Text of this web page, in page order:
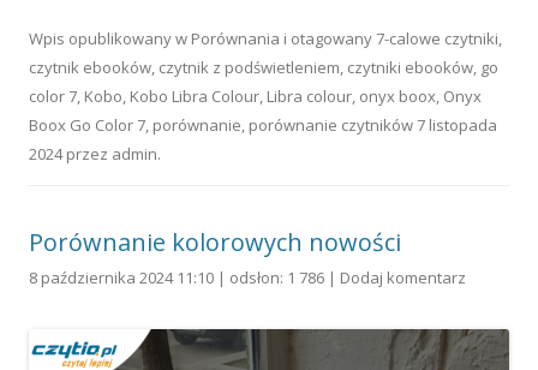
Wpis opublikowany w Porównania i otagowany 7-calowe czytniki,
czytnik ebooków, czytnik z podświetleniem, czytniki ebooków, go
color 7, Kobo, Kobo Libra Colour, Libra colour, onyx boox, Onyx
Boox Go Color 7, porównanie, porównanie czytników 7 listopada
2024przez admin.
Porównanie kolorowych nowości
8 października 2024 11:10 | odsłon: 1 786 | Dodaj komentarz